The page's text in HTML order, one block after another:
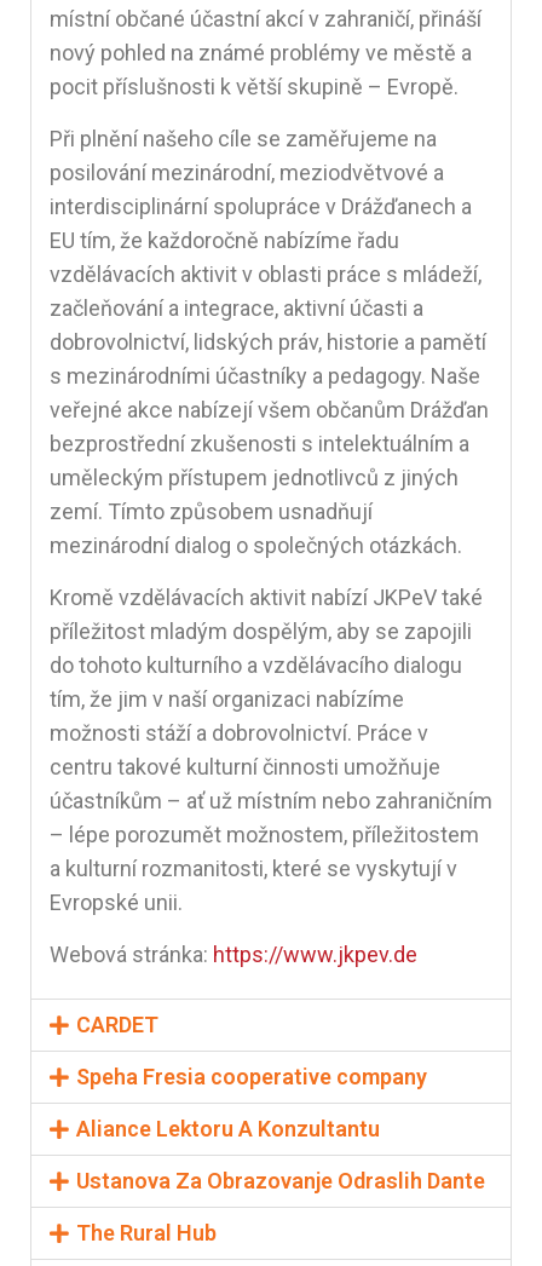
místní občané účastní akcí v zahraničí, přináší
nový pohled na známé problémy ve městě a
pocit příslušnosti k větší skupině – Evropě.
Při plnění našeho cíle se zaměřujeme na
posilování mezinárodní, meziodvětvové a
interdisciplinární spolupráce v Drážďanech a
EU tím, že každoročně nabízíme řadu
vzdělávacích aktivit v oblasti práce s mládeží,
začleňování a integrace, aktivní účasti a
dobrovolnictví, lidských práv, historie a pamětí
s mezinárodními účastníky a pedagogy. Naše
veřejné akce nabízejí všem občanům Drážďan
bezprostřední zkušenosti s intelektuálním a
uměleckým přístupem jednotlivců z jiných
zemí. Tímto způsobem usnadňují
mezinárodní dialog o společných otázkách.
Kromě vzdělávacích aktivit nabízí JKPeV také
příležitost mladým dospělým, aby se zapojili
do tohoto kulturního a vzdělávacího dialogu
tím, že jim v naší organizaci nabízíme
možnosti stáží a dobrovolnictví. Práce v
centru takové kulturní činnosti umožňuje
účastníkům – ať už místním nebo zahraničním
– lépe porozumět možnostem, příležitostem
a kulturní rozmanitosti, které se vyskytují v
Evropské unii.
Webová stránka: https://www.jkpev.de
CARDET
Speha Fresia cooperative company
Aliance Lektoru A Konzultantu
Ustanova Za Obrazovanje Odraslih Dante
The Rural Hub